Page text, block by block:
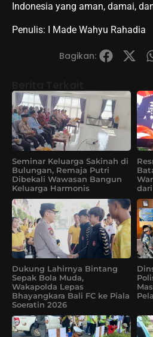
Indonesia yang aman, damai,
Penulis: I Made Wahyu Rahadia
Bagikan:
Seminar Keluarga Sakinah di
Bulungan, Remaja Putri
Dibekali Wawasan Bangun
Keluarga Harmonis
Dukung Lahirnya Bintang
Sepak Bola Muda,
Wakapolda Lepas
Bhayangkara Bali FC ke Piala
Soeratin 2026